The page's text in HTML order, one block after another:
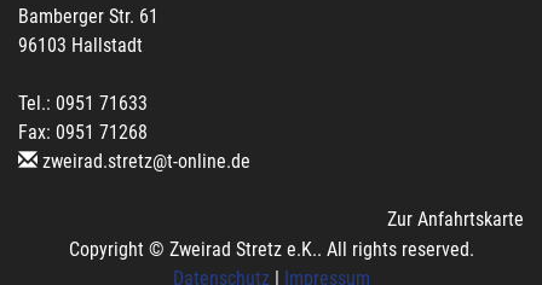
Bamberger Str. 61
96103 Hallstadt
Tel.: 0951 71633
Fax: 0951 71268
zweirad.stretz@t-online.de
Zur Anfahrtskarte
Copyright © Zweirad Stretz e.K.. All rights reserved.
Datenschutz| Impressum